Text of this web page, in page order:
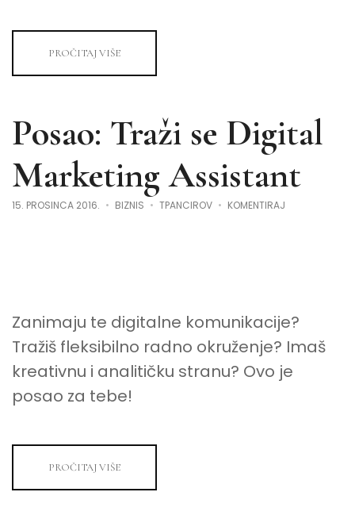
PROČITAJ VIŠE
Posao: Traži se Digital
Marketing Assistant
15. PROSINCA 2016. BIZNIS TPANCIROV KOMENTIRAJ
Zanimaju te digitalne komunikacije?
Tražiš fleksibilno radno okruženje? Imaš
kreativnu i analitičku stranu? Ovo je
posao za tebe!
PROČITAJ VIŠE